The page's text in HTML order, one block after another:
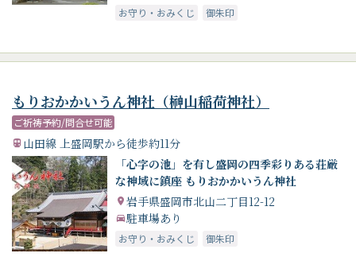
お守り・おみくじ 御朱印
もりおかかいうん神社（榊山稲荷神社）
ご祈祷予約/問合せ可能
山田線 上盛岡駅から徒歩約11分
「心字の池」を有し盛岡の四季彩りある荘厳
な神域に鎮座 もりおかかいうん神社
岩手県盛岡市北山二丁目12-12
駐車場あり
お守り・おみくじ 御朱印